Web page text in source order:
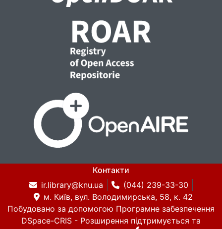
Контакти
ir.library@knu.ua
(044) 239-33-30
м. Київ, вул. Володимирська, 58, к. 42
Побудовано за допомогою Програмне забезпечення
DSpace-CRIS - Розширення підтримується та